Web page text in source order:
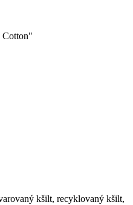
Cotton"
kšilt, recyklovaný kšilt,